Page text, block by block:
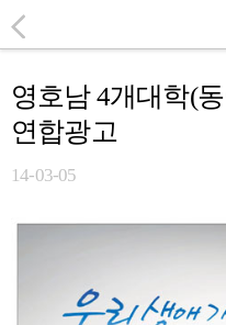
영호남 4개대학(
연합광고
14-03-05